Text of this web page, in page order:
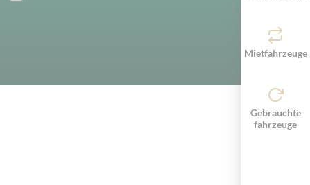
Mietfahrzeuge
Gebrauchte
fahrzeuge